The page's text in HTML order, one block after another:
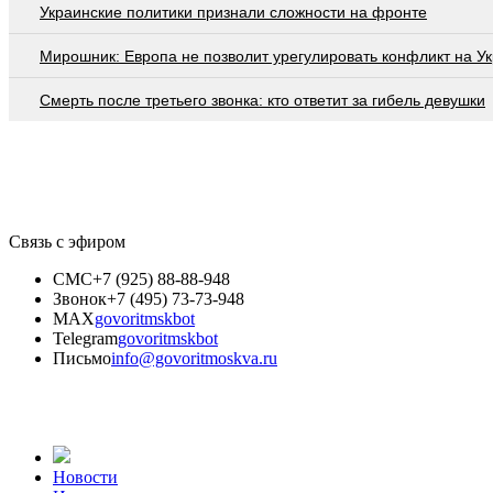
Украинские политики признали сложности на фронте
Мирошник: Европа не позволит урегулировать конфликт на
Смерть после третьего звонка: кто ответит за гибель девушки
Связь с эфиром
СМС+7 (925) 88-88-948
Звонок+7 (495) 73-73-948
MAXgovoritmskbot
Telegramgovoritmskbot
Письмоinfo@govoritmoskva.ru
Новости